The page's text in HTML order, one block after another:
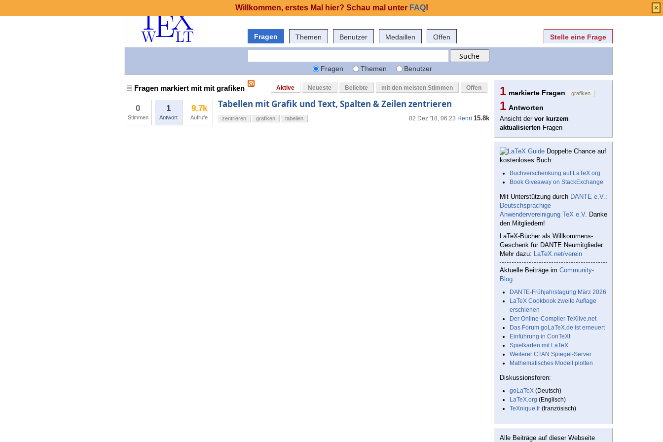
Fragen Themen Benutzer Medaillen Offen Stelle eine Frage
Fragen Themen Benutzer
Fragen markiert mit mit grafiken Aktive Neueste Beliebte mit den meisten Stimmen Offen
0
Stimmen
1
Antwort
9.7k
Aufrufe
Tabellen mit Grafik und Text, Spalten & Zeilen zentrieren
02 Dez '18, 06:23 Henri 15.8k
zentrieren grafiken tabellen
1 markierte Fragen grafiken
1 Antworten
Ansicht der vor kurzem
aktualisierten Fragen
Doppelte Chance auf
kostenloses Buch:
Buchverschenkung auf LaTeX.org
Book Giveaway on StackExchange
Mit Unterstützung durch DANTE e.V.:
Deutschsprachige
Anwendervereinigung TeX e.V. Danke
den Mitgliedern!
LaTeX-Bücher als Willkommens-
Geschenk für DANTE Neumitglieder.
Mehr dazu: LaTeX.net/verein
Aktuelle Beiträge im Community-
Blog:
DANTE-Frühjahrstagung März 2026
LaTeX Cookbook zweite Auflage
erschienen
Der Online-Compiler TeXlive.net
Das Forum goLaTeX.de ist erneuert
Einführung in ConTeXt
Spielkarten mit LaTeX
Weiterer CTAN Spiegel-Server
Mathematisches Modell plotten
Diskussionsforen:
goLaTeX (Deutsch)
LaTeX.org (Englisch)
TeXnique.fr (französisch)
Alle Beiträge auf dieser Webseite
Willkommen, erstes Mal hier? Schau mal unter FAQ! ×